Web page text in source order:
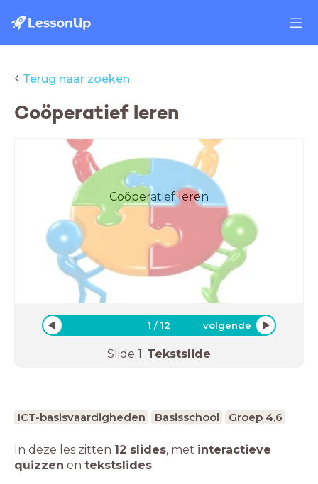
‹ Terug naar zoeken
Coöperatief leren
Coöperatief leren
1 /12 volgende
Slide 1: Tekstslide
ICT-basisvaardigheden Basisschool Groep 4,6
In deze les zitten 12 slides, met interactieve
quizzen en tekstslides.